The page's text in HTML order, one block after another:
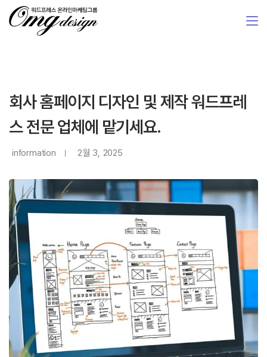
회사 홈페이지 디자인 및 제작 워드프레
스 전문 업체에 맡기세요.
information 2월 3, 2025